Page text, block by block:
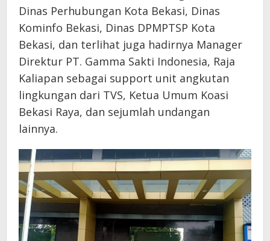
Dinas Perhubungan Kota Bekasi, Dinas
Kominfo Bekasi, Dinas DPMPTSP Kota
Bekasi, dan terlihat juga hadirnya Manager
Direktur PT. Gamma Sakti Indonesia, Raja
Kaliapan sebagai support unit angkutan
lingkungan dari TVS, Ketua Umum Koasi
Bekasi Raya, dan sejumlah undangan
lainnya.